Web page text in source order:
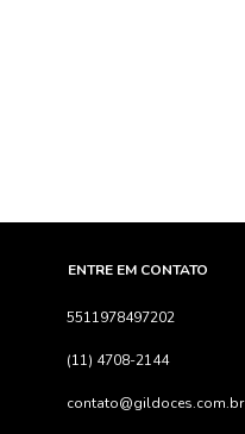
ENTRE EM CONTATO
5511978497202
(11) 4708-2144
contato@gildoces.com.br